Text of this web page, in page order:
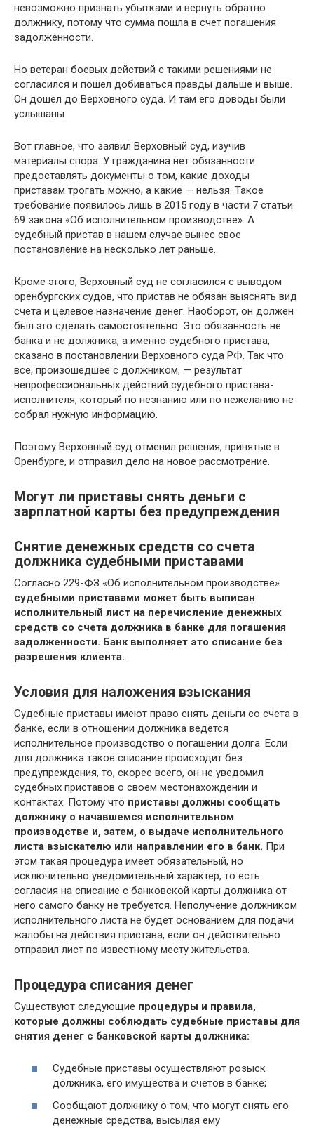
невозможно признать убытками и вернуть обратно
должнику, потому что сумма пошла в счет погашения
задолженности.
Но ветеран боевых действий с такими решениями не
согласился и пошел добиваться правды дальше и выше.
Он дошел до Верховного суда. И там его доводы были
услышаны.
Вот главное, что заявил Верховный суд, изучив
материалы спора. У гражданина нет обязанности
предоставлять документы о том, какие доходы
приставам трогать можно, а какие — нельзя. Такое
требование появилось лишь в 2015 году в части 7 статьи
69 закона «Об исполнительном производстве». А
судебный пристав в нашем случае вынес свое
постановление на несколько лет раньше.
Кроме этого, Верховный суд не согласился с выводом
оренбургских судов, что пристав не обязан выяснять вид
счета и целевое назначение денег. Наоборот, он должен
был это сделать самостоятельно. Это обязанность не
банка и не должника, а именно судебного пристава,
сказано в постановлении Верховного суда РФ. Так что
все, произошедшее с должником, — результат
непрофессиональных действий судебного пристава-
исполнителя, который по незнанию или по нежеланию не
собрал нужную информацию.
Поэтому Верховный суд отменил решения, принятые в
Оренбурге, и отправил дело на новое рассмотрение.
Могут ли приставы снять деньги с
зарплатной карты без предупреждения
Снятие денежных средств со счета
должника судебными приставами
Согласно 229-ФЗ «Об исполнительном производстве»
судебными приставами может быть выписан
исполнительный лист на перечисление денежных
средств со счета должника в банке для погашения
задолженности. Банк выполняет это списание без
разрешения клиента.
Условия для наложения взыскания
Судебные приставы имеют право снять деньги со счета в
банке, если в отношении должника ведется
исполнительное производство о погашении долга. Если
для должника такое списание происходит без
предупреждения, то, скорее всего, он не уведомил
судебных приставов о своем местонахождении и
контактах. Потому что приставы должны сообщать
должнику о начавшемся исполнительном
производстве и, затем, о выдаче исполнительного
листа взыскателю или направлении его в банк. При
этом такая процедура имеет обязательный, но
исключительно уведомительный характер, то есть
согласия на списание с банковской карты должника от
него самого банку не требуется. Неполучение должником
исполнительного листа не будет основанием для подачи
жалобы на действия пристава, если он действительно
отправил лист по известному месту жительства.
Процедура списания денег
Существуют следующие процедуры и правила,
которые должны соблюдать судебные приставы для
снятия денег с банковской карты должника:
Судебные приставы осуществляют розыск
должника, его имущества и счетов в банке;
Сообщают должнику о том, что могут снять его
денежные средства, высылая ему